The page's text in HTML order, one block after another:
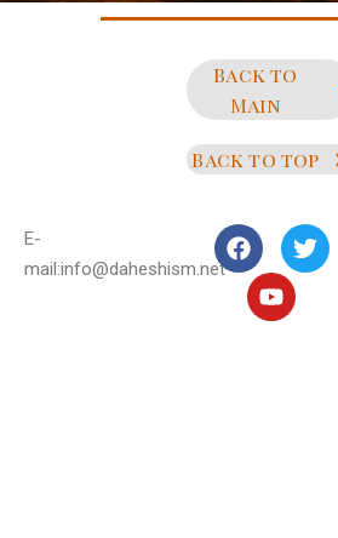
Back to
Main
Back to top
E-
mail:info@daheshism.net